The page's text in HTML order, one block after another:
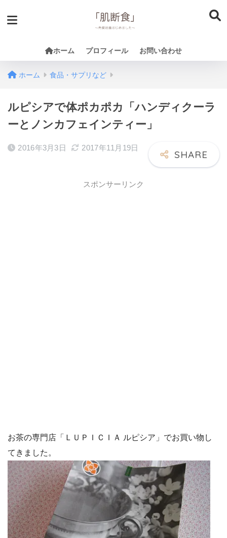
ホーム プロフィール お問い合わせ
ホーム 食品・サプリなど
ルピシアで体ポカポカ「ハンディクーラ
ーとノンカフェインティー」
2016年3月3日 2017年11月19日
スポンサーリンク
お茶の専門店「ＬＵＰＩＣＩＡ ルピシア」でお買い物し
てきました。